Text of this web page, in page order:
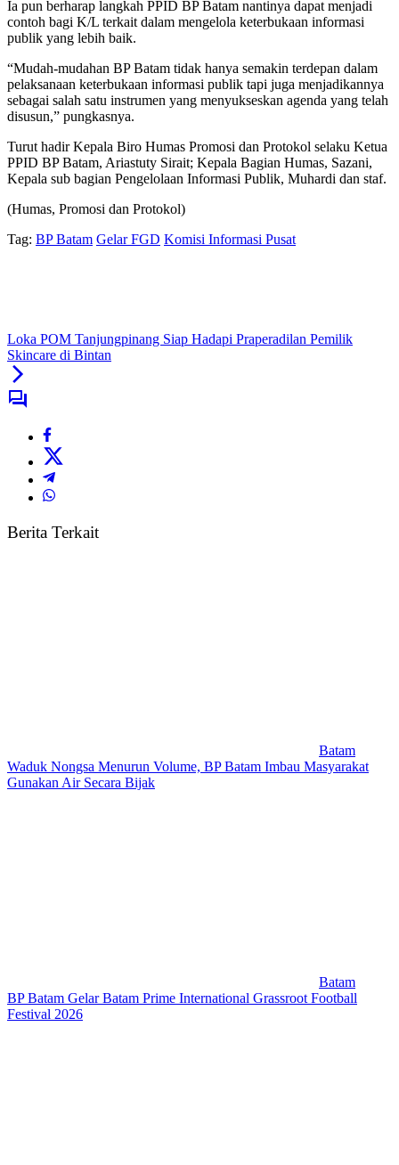
Ia pun berharap langkah PPID BP Batam nantinya dapat menjadi
contoh bagi K/L terkait dalam mengelola keterbukaan informasi
publik yang lebih baik.
“Mudah-mudahan BP Batam tidak hanya semakin terdepan dalam
pelaksanaan keterbukaan informasi publik tapi juga menjadikannya
sebagai salah satu instrumen yang menyukseskan agenda yang telah
disusun,” pungkasnya.
Turut hadir Kepala Biro Humas Promosi dan Protokol selaku Ketua
PPID BP Batam, Ariastuty Sirait; Kepala Bagian Humas, Sazani,
Kepala sub bagian Pengelolaan Informasi Publik, Muhardi dan staf.
(Humas, Promosi dan Protokol)
Tag: BP Batam Gelar FGD Komisi Informasi Pusat
Loka POM Tanjungpinang Siap Hadapi Praperadilan Pemilik
Skincare di Bintan
Berita Terkait
Batam
Waduk Nongsa Menurun Volume, BP Batam Imbau Masyarakat
Gunakan Air Secara Bijak
Batam
BP Batam Gelar Batam Prime International Grassroot Football
Festival 2026